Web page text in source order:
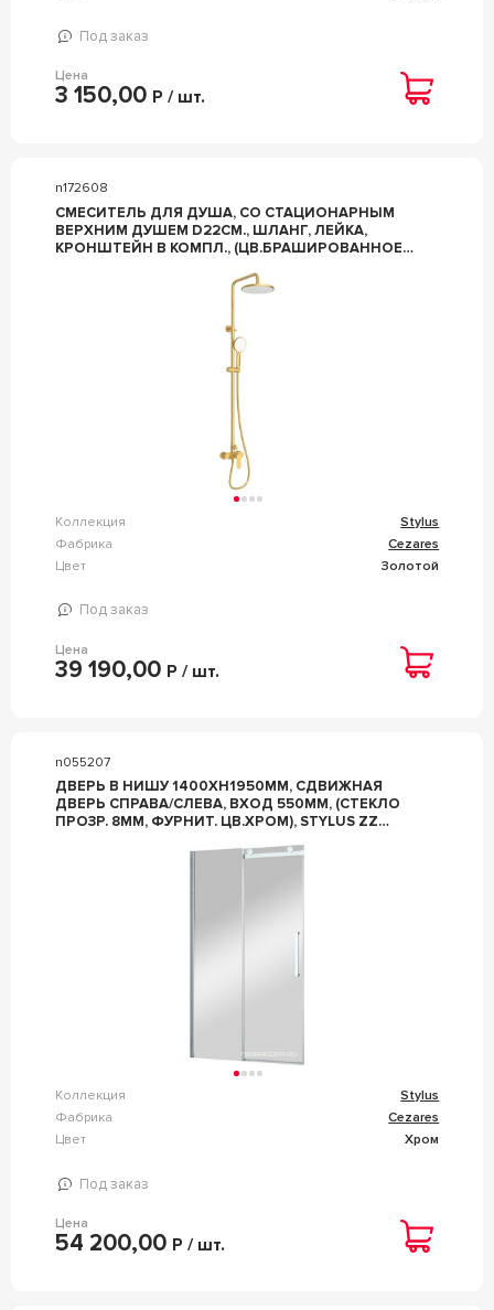
Под заказ
Цена
3 150,00 Р / шт.
n172608
СМЕСИТЕЛЬ ДЛЯ ДУША, СО СТАЦИОНАРНЫМ
ВЕРХНИМ ДУШЕМ D22СМ., ШЛАНГ, ЛЕЙКА,
КРОНШТЕЙН В КОМПЛ., (ЦВ.БРАШИРОВАННОЕ
Коллекция
Stylus
Фабрика
Cezares
Цвет
Золотой
Под заказ
Цена
39 190,00 Р / шт.
n055207
ДВЕРЬ В НИШУ 1400ХH1950ММ, СДВИЖНАЯ
ДВЕРЬ СПРАВА/СЛЕВА, ВХОД 550ММ, (СТЕКЛО
ПРОЗР. 8ММ, ФУРНИТ. ЦВ.ХРОМ), STYLUS ZZ
Коллекция
Stylus
Фабрика
Cezares
Цвет
Хром
Под заказ
Цена
54 200,00 Р / шт.